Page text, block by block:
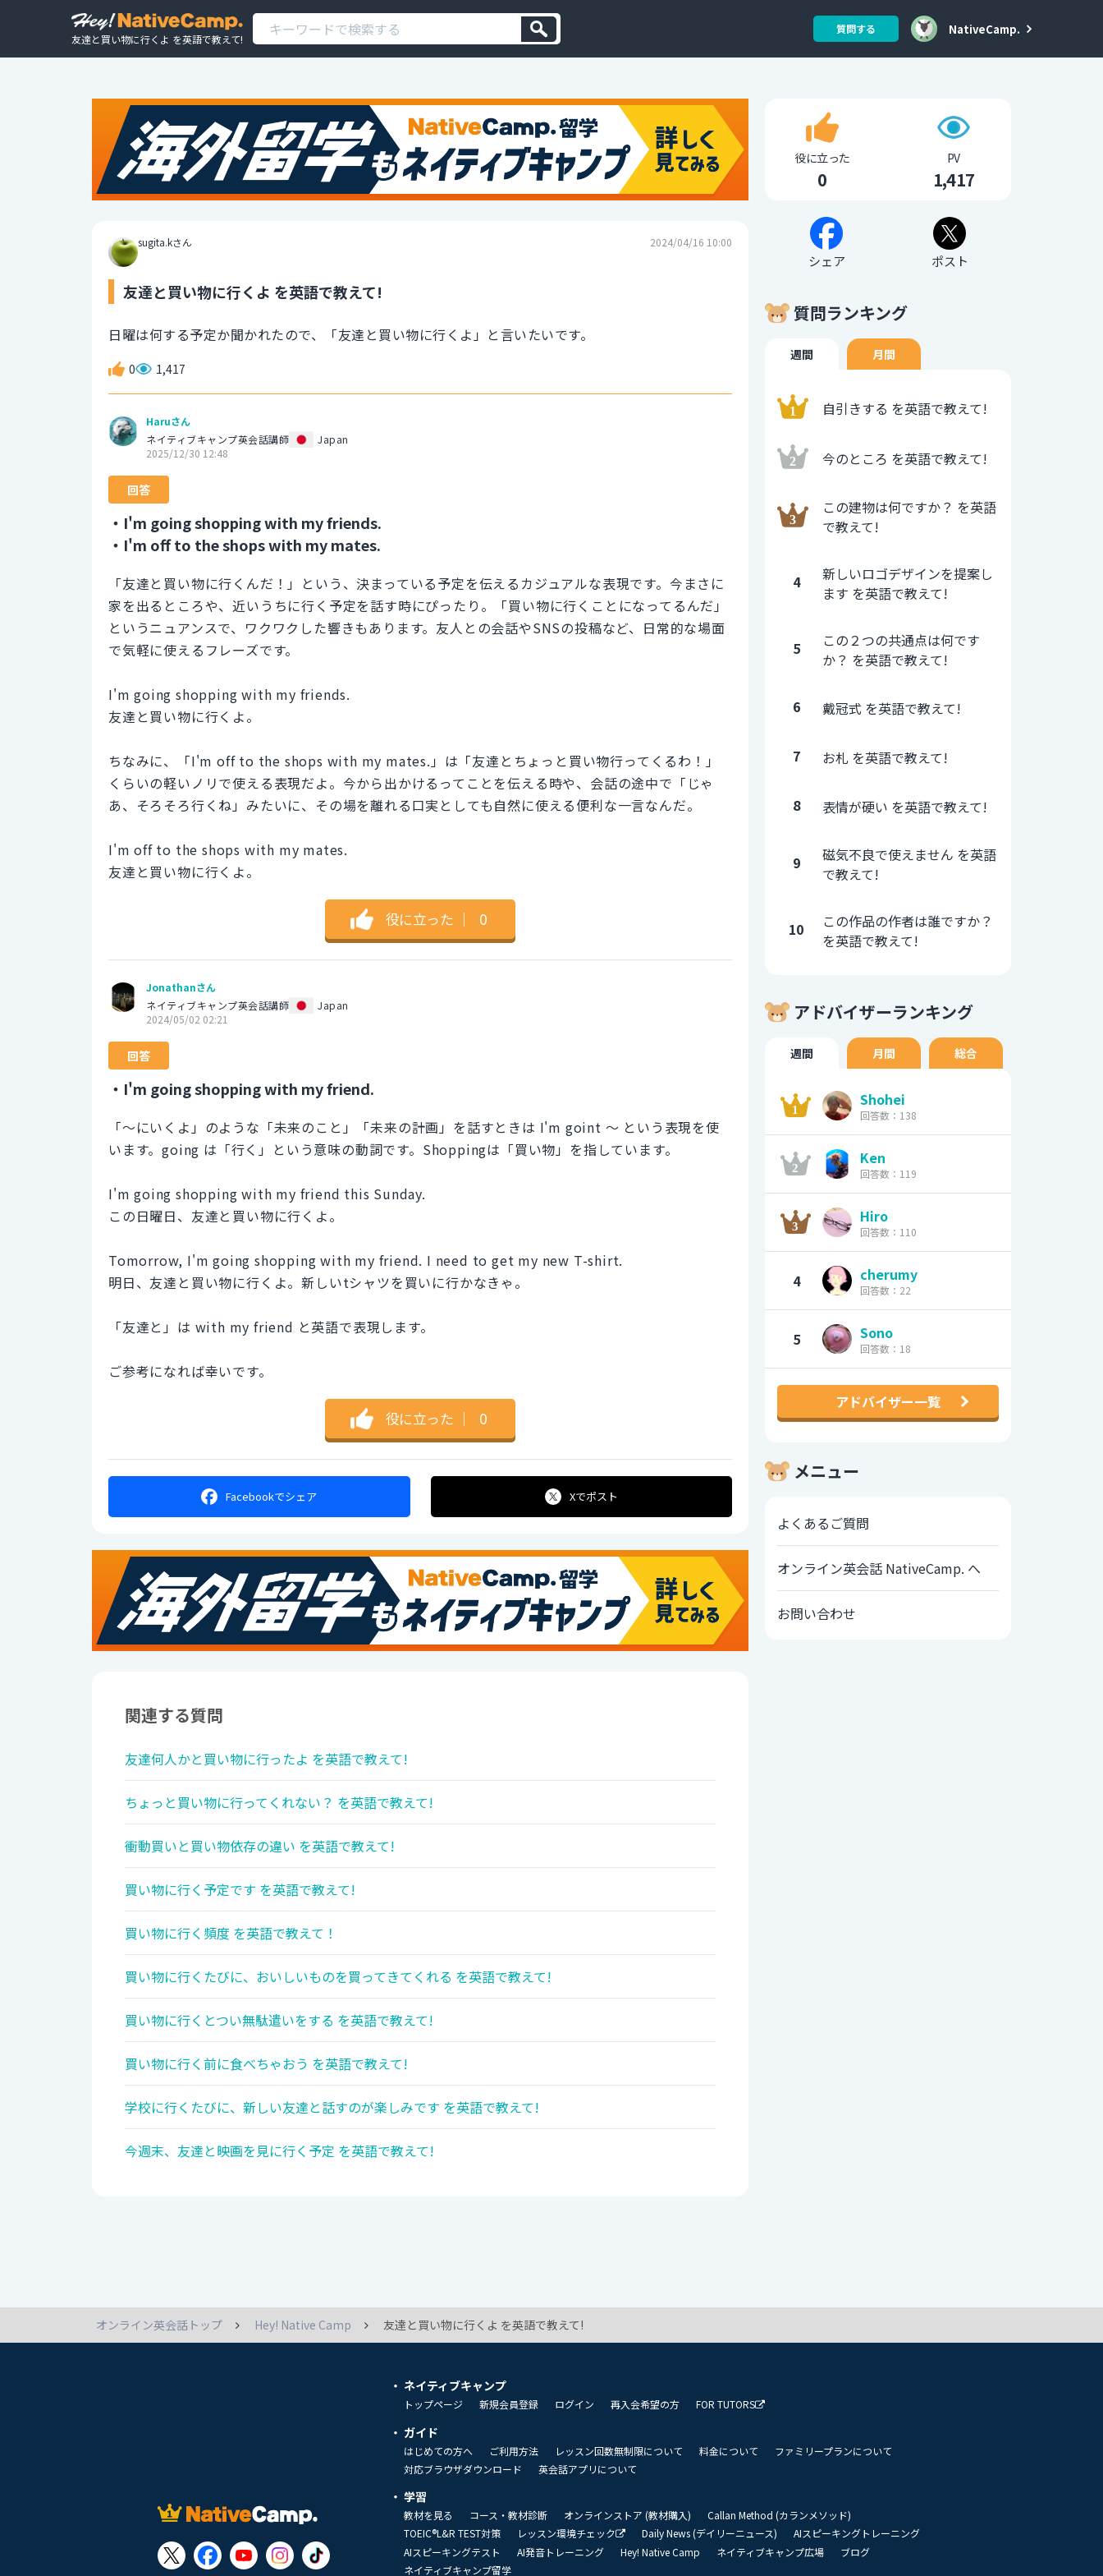
友達と買い物に行くよ を英語で教えて!
質問する NativeCamp.
sugita.kさん 2024/04/16 10:00
友達と買い物に行くよ を英語で教えて!
日曜は何する予定か聞かれたので、「友達と買い物に行くよ」と言いたいです。
0 1,417
Haruさん
ネイティブキャンプ英会話講師
Japan
2025/12/30 12:48
回答
・I'm going shopping with my friends.
・I'm off to the shops with my mates.
「友達と買い物に行くんだ！」という、決まっている予定を伝えるカジュアルな表現です。今まさに
家を出るところや、近いうちに行く予定を話す時にぴったり。「買い物に行くことになってるんだ」
というニュアンスで、ワクワクした響きもあります。友人との会話やSNSの投稿など、日常的な場面
で気軽に使えるフレーズです。
I'm going shopping with my friends.
友達と買い物に行くよ。
ちなみに、「I'm off to the shops with my mates.」は「友達とちょっと買い物行ってくるわ！」
くらいの軽いノリで使える表現だよ。今から出かけるってことを伝える時や、会話の途中で「じゃ
あ、そろそろ行くね」みたいに、その場を離れる口実としても自然に使える便利な一言なんだ。
I'm off to the shops with my mates.
友達と買い物に行くよ。
役に立った ｜ 0
Jonathanさん
ネイティブキャンプ英会話講師
Japan
2024/05/02 02:21
回答
・I'm going shopping with my friend.
「～にいくよ」のような「未来のこと」「未来の計画」を話すときは I'm goint ～ という表現を使
います。going は「行く」という意味の動詞です。Shoppingは「買い物」を指しています。
I'm going shopping with my friend this Sunday.
この日曜日、友達と買い物に行くよ。
Tomorrow, I'm going shopping with my friend. I need to get my new T-shirt.
明日、友達と買い物に行くよ。新しいtシャツを買いに行かなきゃ。
「友達と」は with my friend と英語で表現します。
ご参考になれば幸いです。
役に立った ｜ 0
Facebookでシェア Xでポスト
関連する質問
友達何人かと買い物に行ったよ を英語で教えて!
ちょっと買い物に行ってくれない？ を英語で教えて!
衝動買いと買い物依存の違い を英語で教えて!
買い物に行く予定です を英語で教えて!
買い物に行く頻度 を英語で教えて！
買い物に行くたびに、おいしいものを買ってきてくれる を英語で教えて!
買い物に行くとつい無駄遣いをする を英語で教えて!
買い物に行く前に食べちゃおう を英語で教えて!
学校に行くたびに、新しい友達と話すのが楽しみです を英語で教えて!
今週末、友達と映画を見に行く予定 を英語で教えて!
役に立った
0
PV
1,417
シェア ポスト
質問ランキング
週間 月間
自引きする を英語で教えて!
今のところ を英語で教えて!
この建物は何ですか？ を英語
で教えて!
4
新しいロゴデザインを提案し
ます を英語で教えて!
5
この２つの共通点は何です
か？ を英語で教えて!
6 戴冠式 を英語で教えて!
7 お札 を英語で教えて!
8 表情が硬い を英語で教えて!
9
磁気不良で使えません を英語
で教えて!
10
この作品の作者は誰ですか？
を英語で教えて!
アドバイザーランキング
週間 月間 総合
Shohei
回答数：138
Ken
回答数：119
Hiro
回答数：110
4 cherumy
回答数：22
5 Sono
回答数：18
アドバイザー一覧
メニュー
よくあるご質問
オンライン英会話 NativeCamp. へ
お問い合わせ
オンライン英会話トップ Hey! Native Camp 友達と買い物に行くよ を英語で教えて!
ネイティブキャンプ
トップページ 新規会員登録 ログイン 再入会希望の方 FOR TUTORS
ガイド
はじめての方へ ご利用方法 レッスン回数無制限について 料金について
ファミリープランについて
対応ブラウザダウンロード
英会話アプリについて
学習
教材を見る コース・教材診断 オンラインストア (教材購入)
Callan Method (カランメソッド)
TOEIC®L&R TEST対策
レッスン環境チェック Daily News (デイリーニュース)
AIスピーキングトレーニング
AIスピーキングテスト
AI発音トレーニング Hey! Native Camp ネイティブキャンプ広場
ブログ
ネイティブキャンプ留学